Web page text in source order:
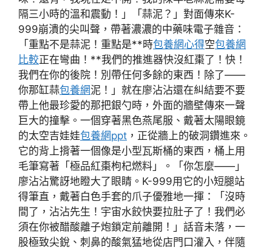
隔三小時的溫和震動！」「蒜泥？」對面傳來K-
999崩潰的尖叫聲，帶著濃濃的中藥味電子雜音：
「重點不是蒜泥！重點是**時包養網心得空包養網
比較正在彎曲！**我們的推進器快沒紅棗了！快！
我們在你的後院！別帶任何多餘的東西！除了——
你那缸蒜包養網泥！」就在廖沾沾還在糾結要不要
帶上他最珍愛的那把銀勺時，外面的牆壁傳來一聲
巨大的撞擊。一個穿著黑色燕尾服、戴著太陽眼鏡
的太空吉娃娃包養網ppt ，正從牆上的破洞鑽進來。
它的背上揹著一個像是小型瓦斯桶的東西，桶上用
毛筆寫著「極品紅棗枸杞燃料」。「你怎麼——」
廖沾沾驚訝地瞪大了眼睛。K-999用它的小短腿站
得筆直，戴著白色手套的爪子優雅地一揮：「沒時
間了，沾沾先生！宇宙水餃快要拉肚子了！我們必
須在你被醋酸離子炮鎖定前離開！」話音未落，一
股極致尖銳、刺鼻的酸氣猛地從店門口灌入，伴隨